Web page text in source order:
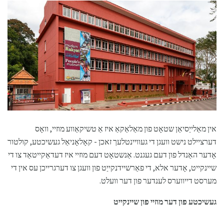
אין מאַלייַסיאַן שטאָט פון מאַלאַקאַ איז אַ טשיקאַווע מוזיי, וואָס
דערציילט נישט וועגן די געוויינטלעך זאכן - קאָלאָניאַל געשיכטע, קולטור
אָדער האַנדל פון דעם געגנט. אַנשטאָט דעם מוזיי איז דעדאַקייטאַד צו די
שיינקייט, אָדער אלא, די פאַרשיידנקייַט פון וועגן צו דערגרייכן עס אין די
מערסט דייווערס לענדער פון דער וועלט.
געשיכטע פון ​​דער מוזיי פון שיינקייט